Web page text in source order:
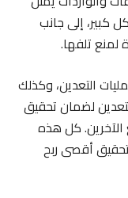
كبير، إلى جانب
لمنع تلفها.
التعدين، وكذلك
لضمان تحقيق
كل هذه
أقصى ربح